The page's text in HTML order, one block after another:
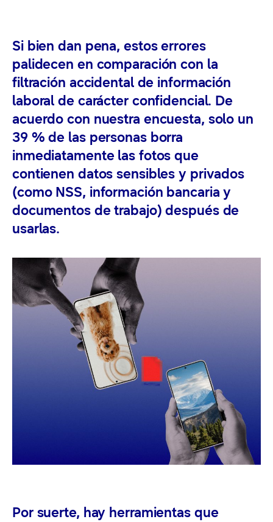
Si bien dan pena, estos errores
palidecen en comparación con la
filtración accidental de información
laboral de carácter confidencial. De
acuerdo con nuestra encuesta, solo un
39 % de las personas borra
inmediatamente las fotos que
contienen datos sensibles y privados
(como NSS, información bancaria y
documentos de trabajo) después de
usarlas.
Por suerte, hay herramientas que